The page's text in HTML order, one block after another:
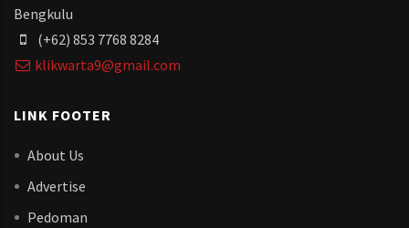
Bengkulu
(+62) 853 7768 8284
klikwarta9@gmail.com
LINK FOOTER
About Us
Advertise
Pedoman